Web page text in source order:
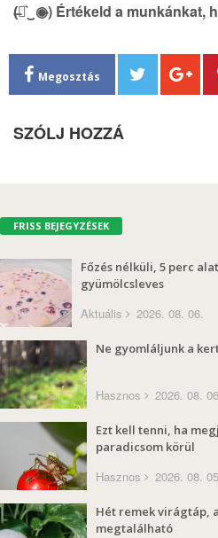
(̶◉͛‿◉̶) Értékeld a munkánkat,
Megosztás
SZÓLJ HOZZÁ
FRISS BEJEGYZÉSEK
Főzés nélküli, 5 perc
gyümölcsleves
Aktuális 2026. 08. 06.
Ne gyomláljunk a
Hasznos 2026. 08.
Ezt kell tenni, ha
paradicsom körül
Hasznos 2026. 08.
Hét remek virágtáp,
megtalálható